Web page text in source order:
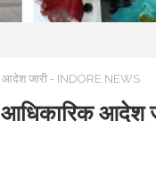
आदेश जारी - INDORE NEWS
आधिकारिक आदेश